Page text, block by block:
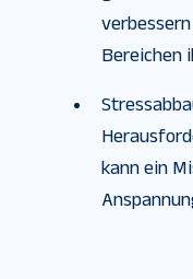
Bereichen
kann ein